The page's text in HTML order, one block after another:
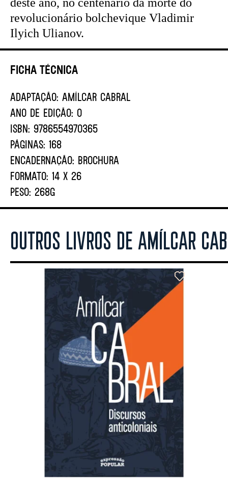
Ficha Técnica
ADAPTAÇÃO: Amílcar Cabral
ANO DE EDIÇÃO: 0
ISBN: 9786554970365
PÁGINAS: 168
ENCADERNAÇÃO: BROCHURA
FORMATO: 14 X 26
PESO: 268G
revolucionário bolchevique Vladimir
Ilyich Ulianov.
OUTROS LIVROS DE AMÍLCAR